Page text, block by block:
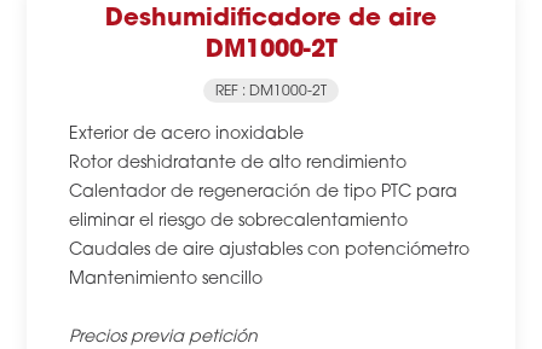
Deshumidificadore de aire
DM1000-2T
REF : DM1000-2T
Exterior de acero inoxidable
Rotor deshidratante de alto rendimiento
Calentador de regeneración de tipo PTC para
eliminar el riesgo de sobrecalentamiento
Caudales de aire ajustables con potenciómetro
Mantenimiento sencillo
Precios previa petición